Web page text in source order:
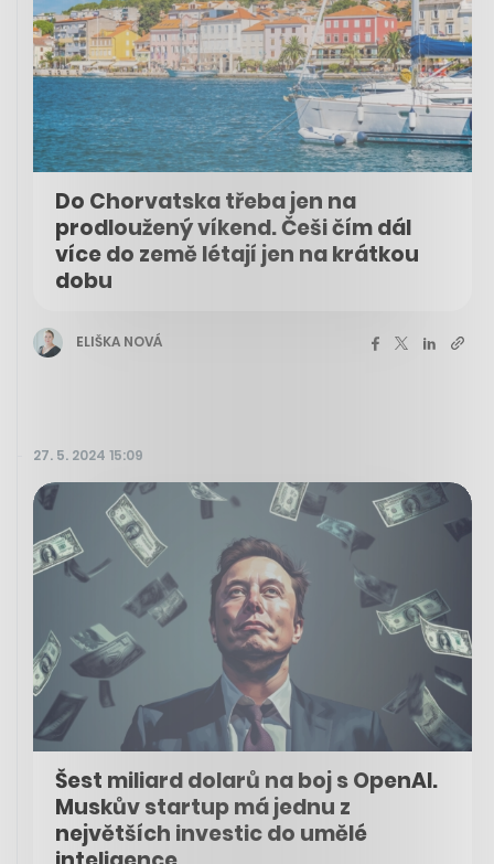
Do Chorvatska třeba jen na
prodloužený víkend. Češi čím dál
více do země létají jen na krátkou
dobu
ELIŠKA NOVÁ
27. 5. 2024 15:09
Šest miliard dolarů na boj s OpenAI.
Muskův startup má jednu z
největších investic do umělé